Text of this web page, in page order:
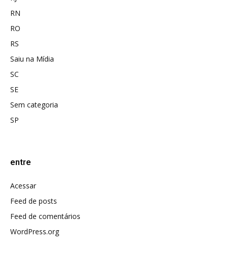
RN
RO
RS
Saiu na Mídia
SC
SE
Sem categoria
SP
entre
Acessar
Feed de posts
Feed de comentários
WordPress.org